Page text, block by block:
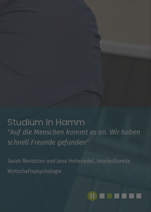
Studium In Hamm
"Auf die Menschen kommt es an. Wir haben
schnell Freunde gefunden"
Sarah Morbitzer und Jana Hohenadel, Interkulturelle
Wirtschaftspsychologie